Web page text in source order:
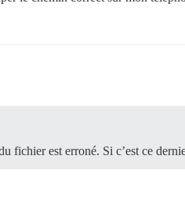
fichier est erroné. Si c’est ce